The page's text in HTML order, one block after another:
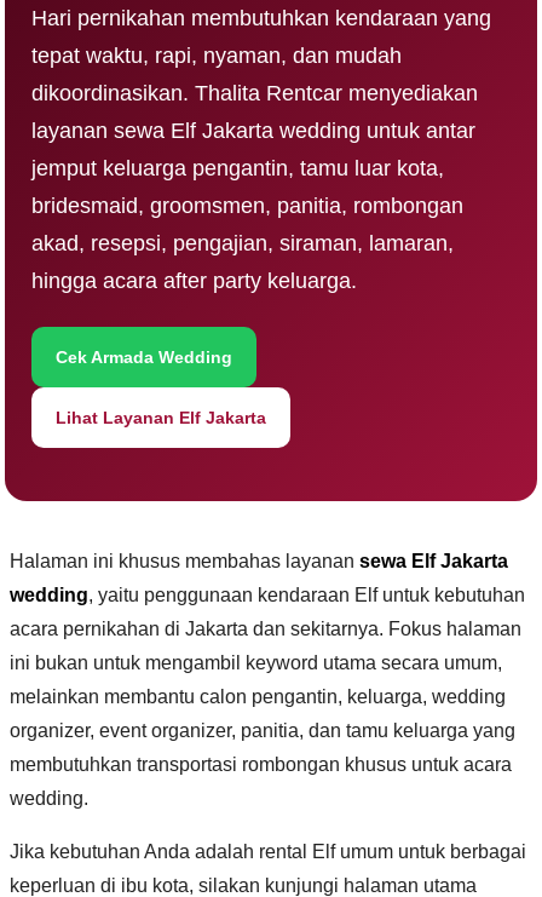
Hari pernikahan membutuhkan kendaraan yang
tepat waktu, rapi, nyaman, dan mudah
dikoordinasikan. Thalita Rentcar menyediakan
layanan sewa Elf Jakarta wedding untuk antar
jemput keluarga pengantin, tamu luar kota,
bridesmaid, groomsmen, panitia, rombongan
akad, resepsi, pengajian, siraman, lamaran,
hingga acara after party keluarga.
Cek Armada Wedding
Lihat Layanan Elf Jakarta
Halaman ini khusus membahas layanansewa Elf Jakarta
wedding, yaitu penggunaan kendaraan Elf untuk kebutuhan
acara pernikahan di Jakarta dan sekitarnya. Fokus halaman
ini bukan untuk mengambil keyword utama secara umum,
melainkan membantu calon pengantin, keluarga, wedding
organizer, event organizer, panitia, dan tamu keluarga yang
membutuhkan transportasi rombongan khusus untuk acara
wedding.
Jika kebutuhan Anda adalah rental Elf umum untuk berbagai
keperluan di ibu kota, silakan kunjungi halaman utama